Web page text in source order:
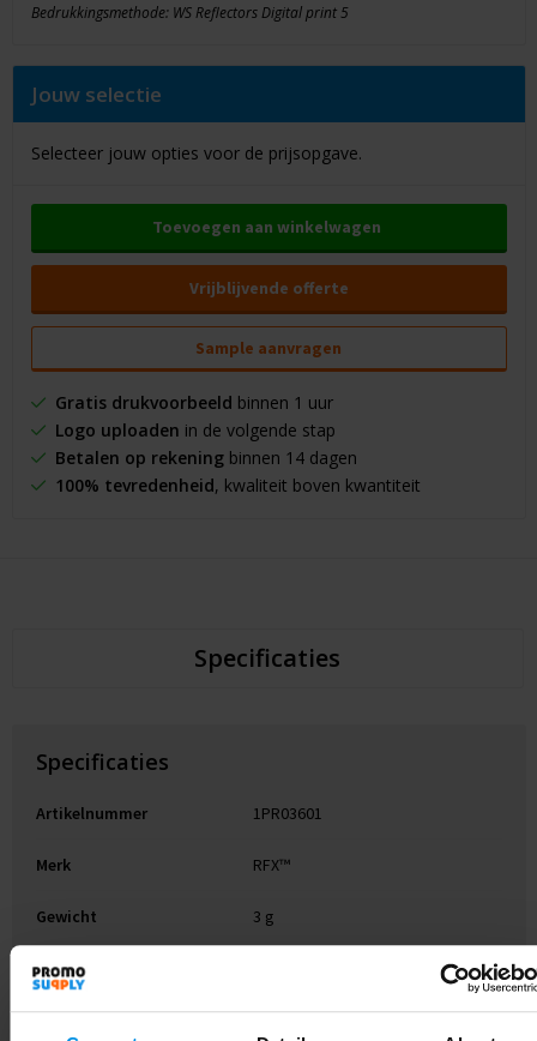
Bedrukkingsmethode: WS Reflectors Digital print 5
Jouw selectie
Selecteer jouw opties voor de prijsopgave.
Toevoegen aan winkelwagen
Vrijblijvende offerte
Sample aanvragen
Gratis drukvoorbeeld binnen 1 uur
Logo uploaden in de volgende stap
Betalen op rekeningbinnen 14 dagen
100% tevredenheid, kwaliteit boven kwantiteit
Specificaties
Specificaties
Artikelnummer 1PR03601
Merk RFX™
Gewicht 3 g
Materiaal
EAN-code 8713159367123